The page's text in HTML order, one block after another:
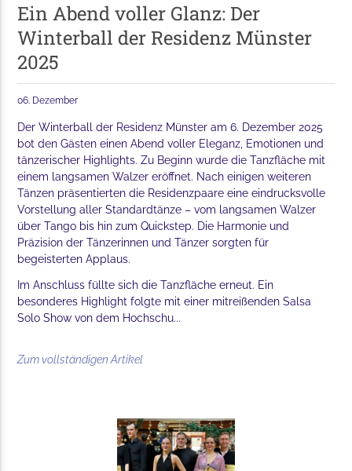
Ein Abend voller Glanz: Der
Winterball der Residenz Münster
2025
06. Dezember
Der Winterball der Residenz Münster am 6. Dezember 2025
bot den Gästen einen Abend voller Eleganz, Emotionen und
tänzerischer Highlights. Zu Beginn wurde die Tanzfläche mit
einem langsamen Walzer eröffnet. Nach einigen weiteren
Tänzen präsentierten die Residenzpaare eine eindrucksvolle
Vorstellung aller Standardtänze – vom langsamen Walzer
über Tango bis hin zum Quickstep. Die Harmonie und
Präzision der Tänzerinnen und Tänzer sorgten für
begeisterten Applaus.
Im Anschluss füllte sich die Tanzfläche erneut. Ein
besonderes Highlight folgte mit einer mitreißenden Salsa
Solo Show von dem Hochschu...
Zum vollständigen Artikel